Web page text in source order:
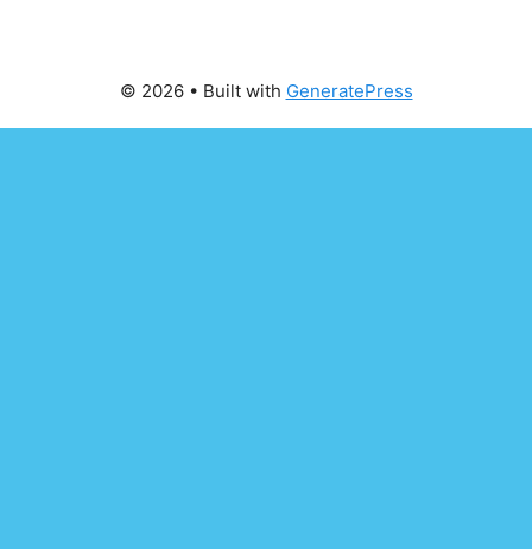
© 2026 • Built with GeneratePress